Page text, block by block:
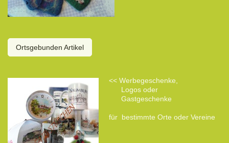
Ortsgebunden Artikel
<< Werbegeschenke,
Logos oder
Gastgeschenke
für bestimmte Orte oder Vereine